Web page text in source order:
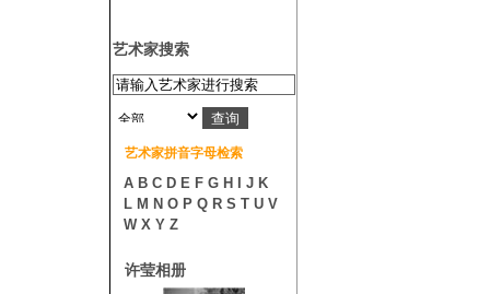
艺术家搜索
艺术家拼音字母检索
A B C D E F G H J K
L M N O P Q R S T U V
W X Y Z
许莹相册